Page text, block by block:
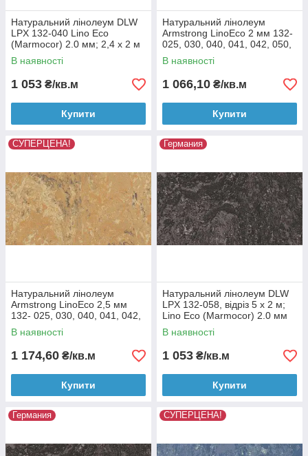
Натуральний лінолеум DLW
LPX 132-040 Lino Eco
(Marmocor) 2.0 мм; 2,4 х 2 м
В наявності
1 053 ₴/кв.м
Купити
Натуральний лінолеум
Armstrong LinoEco 2 мм 132-
025, 030, 040, 041, 042, 050,
053, 054, 058, 072, 073, 080
В наявності
1 066,10 ₴/кв.м
Купити
СУПЕРЦЕНА!
Натуральний лінолеум
Armstrong LinoEco 2,5 мм
132- 025, 030, 040, 041, 042,
050, 053, 054, 058, 072, 073,
080
В наявності
1 174,60 ₴/кв.м
Купити
Германия
Натуральний лінолеум DLW
LPX 132-058, відріз 5 х 2 м;
Lino Eco (Marmocor) 2.0 мм
В наявності
1 053 ₴/кв.м
Купити
Германия СУПЕРЦЕНА!